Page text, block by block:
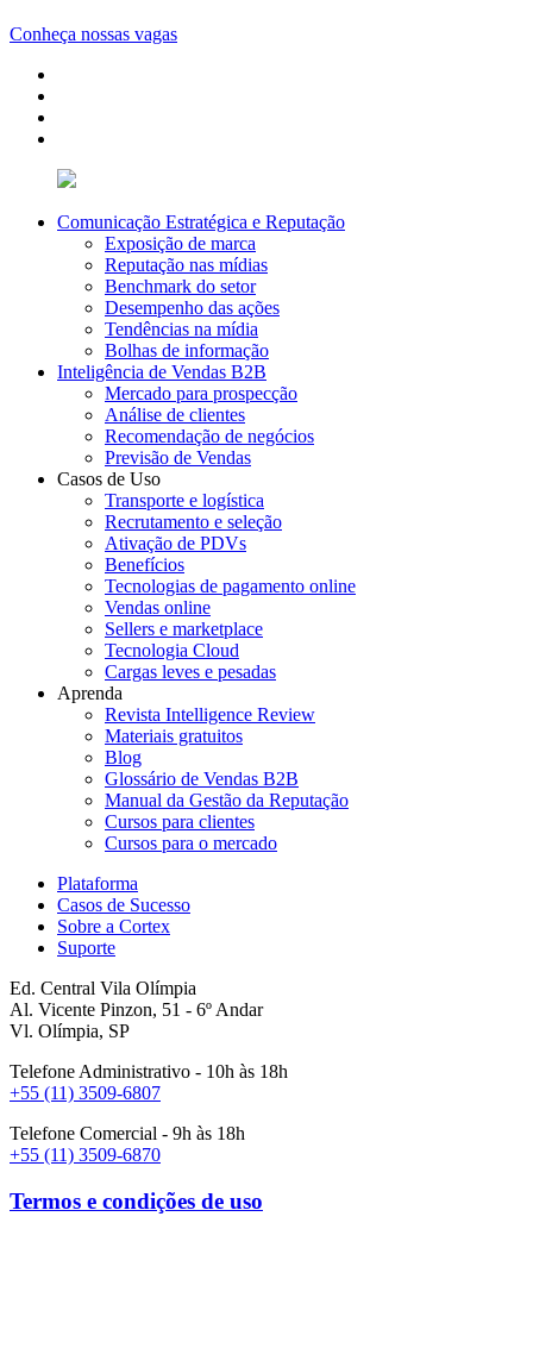
Conheça nossas vagas
Comunicação Estratégica e Reputação
Exposição de marca
Reputação nas mídias
Benchmark do setor
Desempenho das ações
Tendências na mídia
Bolhas de informação
Inteligência de Vendas B2B
Mercado para prospecção
Análise de clientes
Recomendação de negócios
Previsão de Vendas
Casos de Uso
Transporte e logística
Recrutamento e seleção
Ativação de PDVs
Benefícios
Tecnologias de pagamento online
Vendas online
Sellers e marketplace
Tecnologia Cloud
Cargas leves e pesadas
Aprenda
Revista Intelligence Review
Materiais gratuitos
Blog
Glossário de Vendas B2B
Manual da Gestão da Reputação
Cursos para clientes
Cursos para o mercado
Plataforma
Casos de Sucesso
Sobre a Cortex
Suporte
Ed. Central Vila Olímpia
Al. Vicente Pinzon, 51 - 6º Andar
Vl. Olímpia, SP
Telefone Administrativo - 10h às 18h
+55 (11) 3509-6807
Telefone Comercial - 9h às 18h
+55 (11) 3509-6870
Termos e condições de uso